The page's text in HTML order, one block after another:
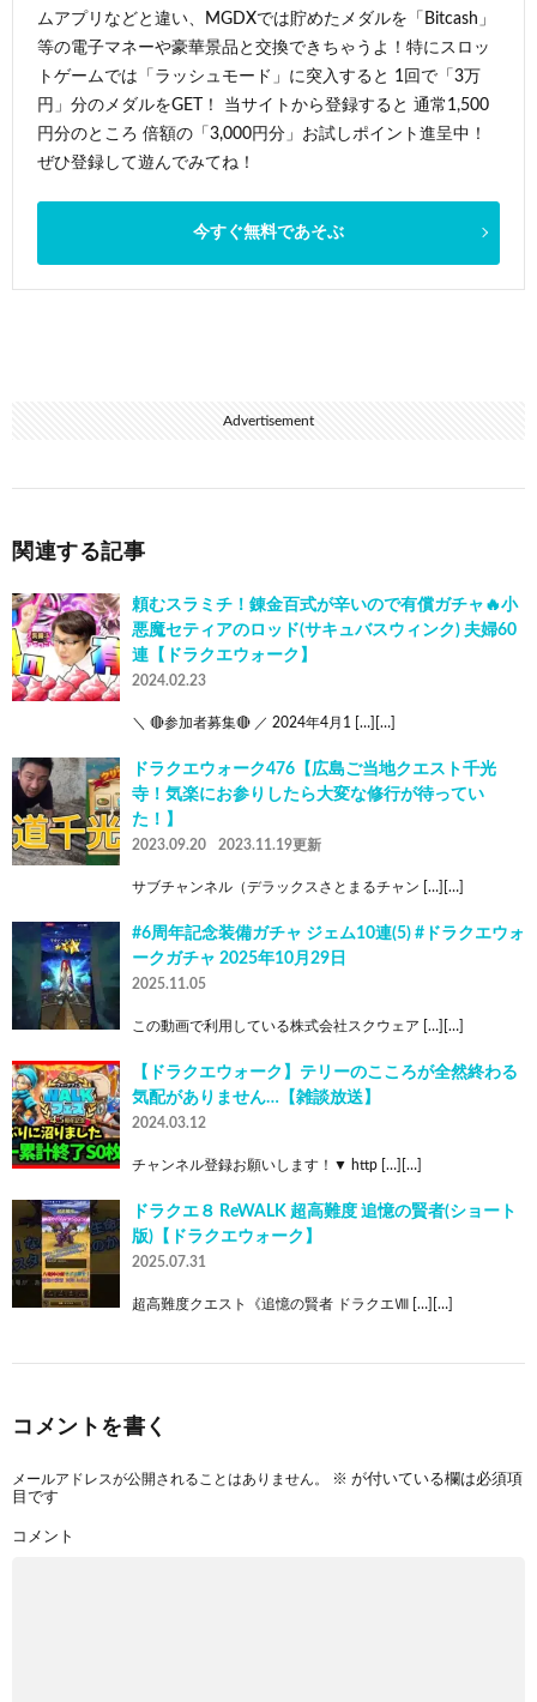
ムアプリなどと違い、MGDXでは貯めたメダルを「Bitcash」
等の電子マネーや豪華景品と交換できちゃうよ！特にスロッ
トゲームでは「ラッシュモード」に突入すると 1回で「3万
円」分のメダルをGET！ 当サイトから登録すると 通常1,500
円分のところ 倍額の「3,000円分」お試しポイント進呈中！
ぜひ登録して遊んでみてね！
今すぐ無料であそぶ
Advertisement
関連する記事
頼むスラミチ！錬金百式が辛いので有償ガチャ🔥小
悪魔セティアのロッド(サキュバスウィンク) 夫婦60
連【ドラクエウォーク】
2024.02.23
＼ 🔴参加者募集🔴 ／ 2024年4月1 […][…]
ドラクエウォーク476【広島ご当地クエスト千光
寺！気楽にお参りしたら大変な修行が待ってい
た！】
2023.09.20 2023.11.19更新
サブチャンネル（デラックスさとまるチャン […][…]
#6周年記念装備ガチャ ジェム10連(5) #ドラクエウォ
ークガチャ 2025年10月29日
2025.11.05
この動画で利用している株式会社スクウェア […][…]
【ドラクエウォーク】テリーのこころが全然終わる
気配がありません…【雑談放送】
2024.03.12
チャンネル登録お願いします！▼ http […][…]
ドラクエ８ ReWALK 超高難度 追憶の賢者(ショート
版)【ドラクエウォーク】
2025.07.31
超高難度クエスト《追憶の賢者 ドラクエⅧ […][…]
コメントを書く
メールアドレスが公開されることはありません。 ※ が付いている欄は必須項
目です
コメント